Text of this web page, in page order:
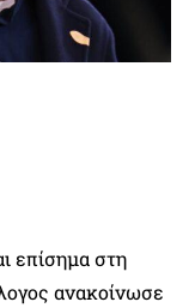
επίσημα στη
ανακοίνωσε